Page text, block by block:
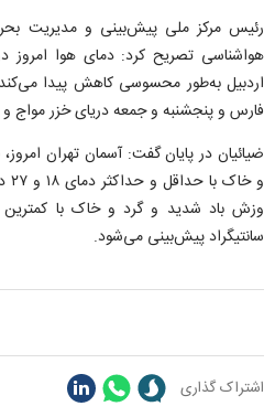
رئیس مرکز ملی پیش‌بینی و مدیریت
هواشناسی تصریح کرد: دمای هوا امروز
اردبیل به‌طور محسوسی کاهش پیدا
فارس و پنجشنبه و جمعه دریای خزر مواج و
ضیائیان در پایان گفت: آسمان تهران
سانتیگراد پیش‌بینی می‌شود.
اشتراک گذاری